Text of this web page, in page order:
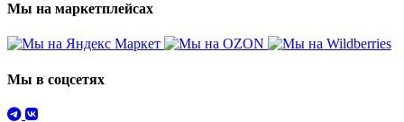
Мы на маркетплейсах
Мы в соцсетях